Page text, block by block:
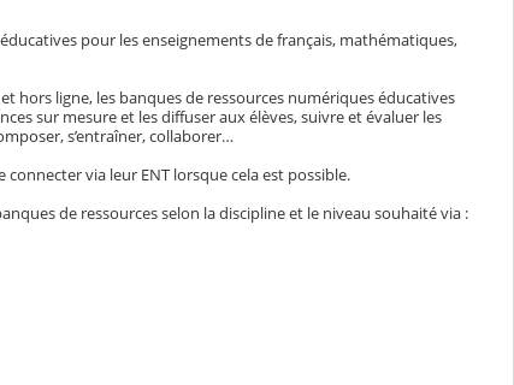
pour les enseignements de français, mathématiques,
ligne, les banques de ressources numériques éducatives
sur mesure et les diffuser aux élèves, suivre et évaluer les
s’entraîner, collaborer…
via leur ENT lorsque cela est possible.
de ressources selon la discipline et le niveau souhaité via :